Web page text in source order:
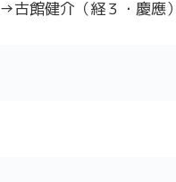
→古館健介（経３・慶應）